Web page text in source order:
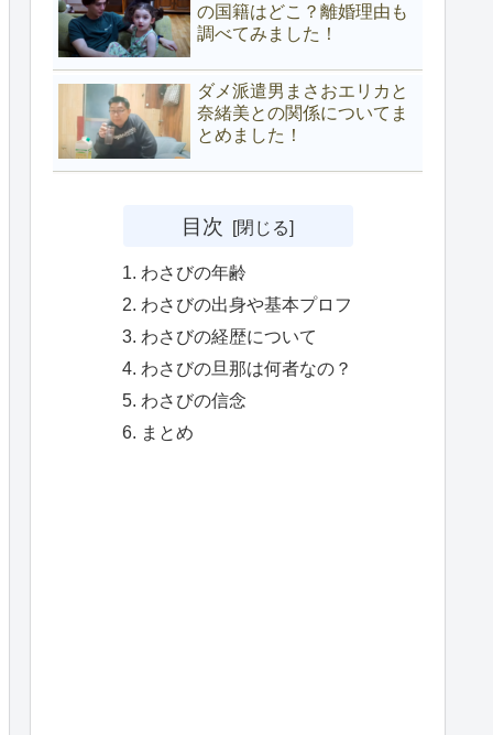
の国籍はどこ？離婚理由も
調べてみました！
ダメ派遣男まさおエリカと
奈緒美との関係についてま
とめました！
目次
わさびの年齢
わさびの出身や基本プロフ
わさびの経歴について
わさびの旦那は何者なの？
わさびの信念
まとめ